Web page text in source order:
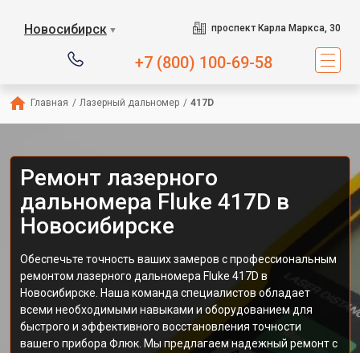
Новосибирск ▼ проспект Карла Маркса, 30
+7 (800) 100-69-58
Главная / Лазерный дальномер / 417D
Ремонт лазерного
дальномера Fluke 417D в
Новосибирске
Обеспечьте точность ваших замеров с профессиональным
ремонтом лазерного дальномера Fluke 417D в
Новосибирске. Наша команда специалистов обладает
всеми необходимыми навыками и оборудованием для
быстрого и эффективного восстановления точности
вашего прибора Флюк. Мы предлагаем надежный ремонт с